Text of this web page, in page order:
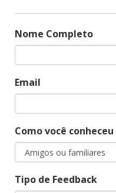
Nome Completo
Email
Como você
Tipo de Feedback